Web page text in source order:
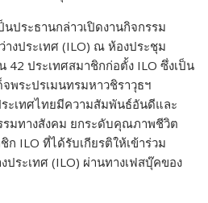
ประธานกล่าวเปิดงานกิจกรรม
างประเทศ (ILO) ณ ห้องประชุม
42 ประเทศสมาชิกก่อตั้ง ILO ซึ่งเป็น
พระปรเมนทรมหาวชิราวุธฯ
ระเทศไทยมีความสัมพันธ์อันดีและ
รมทางสังคม ยกระดับคุณภาพชีวิต
ก ILO ที่ได้รับเกียรติให้เข้าร่วม
ประเทศ (ILO) ผ่านทางเฟสบุ๊คของ